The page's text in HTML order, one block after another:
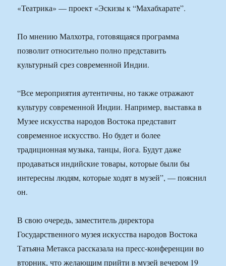
«Театрика» — проект «Эскизы к “Махабхарате”.
По мнению Малхотра, готовящаяся программа
позволит относительно полно представить
культурный срез современной Индии.
“Все мероприятия аутентичны, но также отражают
культуру современной Индии. Например, выставка в
Музее искусства народов Востока представит
современное искусство. Но будет и более
традиционная музыка, танцы, йога. Будут даже
продаваться индийские товары, которые были бы
интересны людям, которые ходят в музей”, — пояснил
он.
В свою очередь, заместитель директора
Государственного музея искусства народов Востока
Татьяна Метакса рассказала на пресс-конференции во
вторник, что желающим прийти в музей вечером 19